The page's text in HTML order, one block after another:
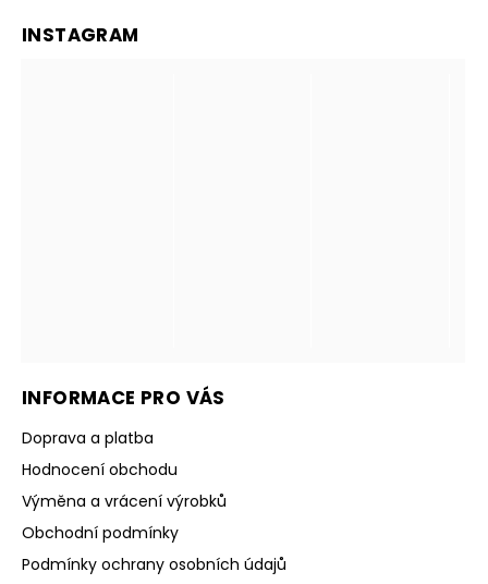
INFORMACE PRO VÁS
Doprava a platba
Hodnocení obchodu
Výměna a vrácení výrobků
Obchodní podmínky
Podmínky ochrany osobních údajů
INSTAGRAM